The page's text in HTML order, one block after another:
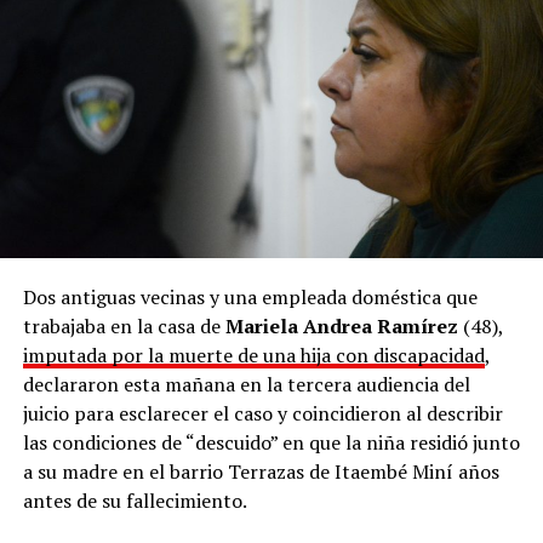
grado de tentativa y amenazas.
Dos antiguas vecinas y una empleada doméstica que
trabajaba en la casa deMariela Andrea Ramírez (48),
imputada por la muerte de una hija con discapacidad,
declararon esta mañana en la tercera audiencia del
juicio para esclarecer el caso y coincidieron al describir
las condiciones de “descuido” en que la niña residió junto
a su madre en el barrio Terrazas de Itaembé Miní años
antes de su fallecimiento.